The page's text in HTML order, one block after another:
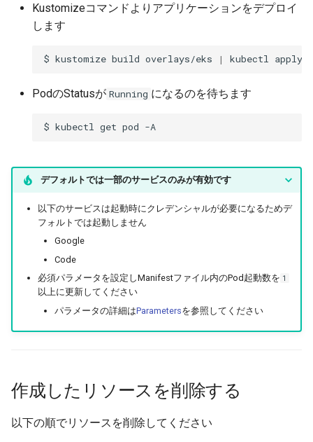
Kustomizeコマンドよりアプリケーションをデプロイ
します
$ kustomize build overlays/eks | kubectl apply
PodのStatusが Running になるのを待ちます
$ kubectl get pod
デフォルトでは一部のサービスのみが有効です
以下のサービスは起動時にクレデンシャルが必要になるためデ
フォルトでは起動しません
Google
Code
必須パラメータを設定しManifestファイル内のPod起動数を 1
以上に更新してください
パラメータの詳細はParametersを参照してください
作成したリソースを削除する
以下の順でリソースを削除してください